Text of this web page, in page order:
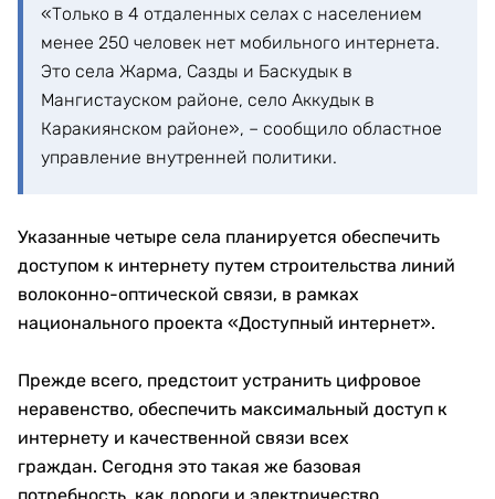
«Только в 4 отдаленных селах с населением
менее 250 человек нет мобильного интернета.
Это села Жарма, Сазды и Баскудык в
Мангистауском районе, село Аккудык в
Каракиянском районе», – сообщило областное
управление внутренней политики.
Указанные четыре села планируется обеспечить
доступом к интернету путем строительства линий
волоконно-оптической связи, в рамках
национального проекта «Доступный интернет».
Прежде всего, предстоит устранить цифровое
неравенство, обеспечить максимальный доступ к
интернету и качественной связи всех
граждан. Сегодня это такая же базовая